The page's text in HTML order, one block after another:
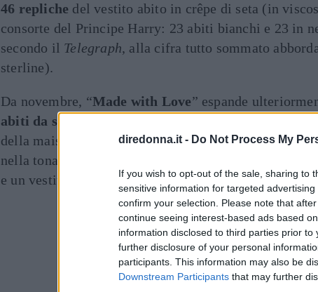
diredonna.it - Do Not Process My
If you wish to opt-out of the sale, sharing to
sensitive information for targeted
confirm your selection. Please note that
continue seeing interest-based ads based
information disclosed to third parties prior
further disclosure of your personal
participants. This information may also be
Downstream Participants that may further
46 repliche del vestito abito in crêpe di seta (in
consorte del Principe Harry: 23 abiti bianchi e 23 in
secondo il Telegraph, alla cifra tutto sommato
sterline).
Da novembre, “Made with Love” espande
abiti da sposa per la Primavera 2019
della maison: 17 modelli tra cui una tuta in pizzo
nella tonalità bianco puro o rosso scarlatto), un
e un vestito ispirato a quello del ricevimento di